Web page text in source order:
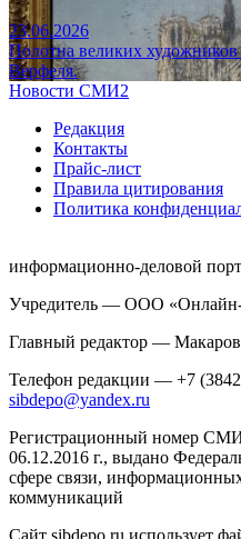
23.06.2026
Полотна великих
Верфеля.
Новости СМИ2
Редакция
Контакты
Прайс-лист
Правила цитирования
Политика
информационно-деловой
Учредитель — ООО
Главный редактор —
Телефон редакции — +7
sibdepo@yandex.ru
Регистрационный номер
06.12.2016 г., выдано
сфере связи,
коммуникаций
Сайт sibdepo.ru использует